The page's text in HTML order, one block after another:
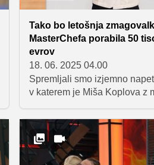
Tako bo letošnja
MasterChefa porabila 50
evrov
18. 06. 2025 04.00
Spremljali smo izjemno
v katerem je Miša Koplova z
naziv zmagovalke 11. sezone
MasterChefa. Ko so v finalni
zavrele emocije, je bila naša
na pravem mestu, ujeli smo